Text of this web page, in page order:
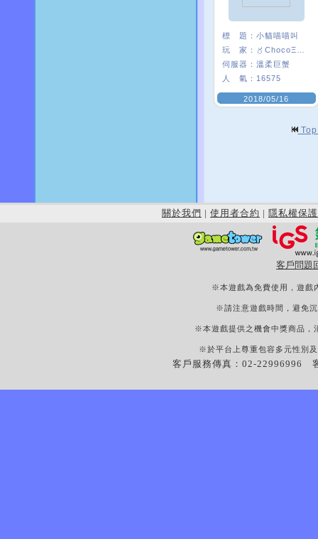
標 題： 小貓喵喵叫
玩 家：
伺服器： 溫柔巨蟹
人 氣： 16575
2018/05/16
關於我們 | 使用者合約 | 隱私權保護
客戶問題
※本遊戲為免費使用，遊戲
※請注意遊戲時間，避免
※本遊戲提供之機會中獎商品，
※於平台上尊重包容多元性別
客戶服務傳真：02-22996996